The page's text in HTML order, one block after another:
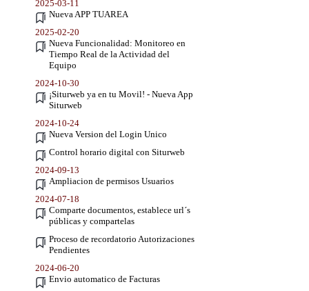
2025-03-11
Nueva APP TUAREA
2025-02-20
Nueva Funcionalidad: Monitoreo en
Tiempo Real de la Actividad del
Equipo
2024-10-30
¡Siturweb ya en tu Movil! - Nueva App
Siturweb
2024-10-24
Nueva Version del Login Unico
Control horario digital con Siturweb
2024-09-13
Ampliacion de permisos Usuarios
2024-07-18
Comparte documentos, establece url´s
públicas y compartelas
Proceso de recordatorio Autorizaciones
Pendientes
2024-06-20
Envio automatico de Facturas